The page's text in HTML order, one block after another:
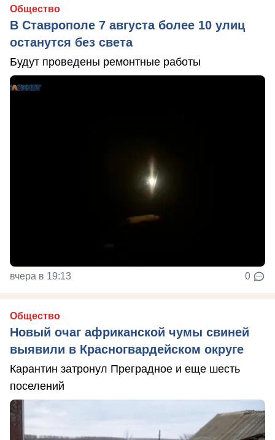
Общество
В Ставрополе 7 августа более 10 улиц
останутся без света
Будут проведены ремонтные работы
вчера в 19:13 0
Общество
Новый очаг африканской чумы свиней
выявили в Красногвардейском округе
Карантин затронул Преградное и еще шесть
поселений